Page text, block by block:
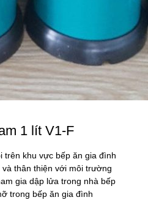
1 lít V1-F
trên khu vực bếp ăn gia đình
thân thiện với môi trường
gia dập lửa trong nhà bếp
trong bếp ăn gia đình